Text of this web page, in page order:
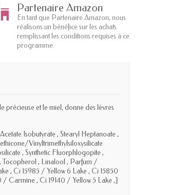
Partenaire Amazon
En tant que Partenaire Amazon, nous
réalisons un bénéfice sur les achats
remplissant les conditions requises à ce
programme.
précieuse et le miel, donne des lèvres
Isobutyrate , Stearyl Heptanoate ,
Vinyltrimethylsiloxysilicate
, Synthetic Fluorphlogopite ,
Tocopherol , Linalool , Parfum /
, Ci 15985 / Yellow 6 Lake , Ci 15850
Carmine , Ci 19140 / Yellow 5 Lake ,]